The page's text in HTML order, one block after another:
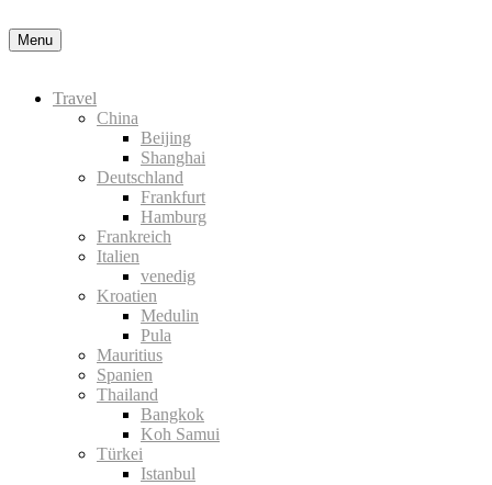
Menu
Travel
China
Beijing
Shanghai
Deutschland
Frankfurt
Hamburg
Frankreich
Italien
venedig
Kroatien
Medulin
Pula
Mauritius
Spanien
Thailand
Bangkok
Koh Samui
Türkei
Istanbul
in der Datenschutzerklärung